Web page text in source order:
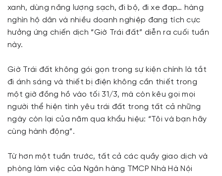
xanh, dùng năng lượng sạch, đi bộ, đi xe đạp… hàng
nghìn hộ dân và nhiều doanh nghiệp đang tích cực
hưởng ứng chiến dịch “Giờ Trái đất” diễn ra cuối tuần
này.
Giờ Trái đất không gói gọn trong sự kiện chính là tắt
đi ánh sáng và thiết bị điện không cần thiết trong
một giờ đồng hồ vào tối 31/3, mà còn kêu gọi mọi
người thể hiện tình yêu trái đất trong tất cả những
ngày còn lại của năm qua khẩu hiệu: “Tôi và bạn hãy
cùng hành động”.
Từ hơn một tuần trước, tất cả các quầy giao dịch và
phòng làm việc của Ngân hàng TMCP Nhà Hà Nội